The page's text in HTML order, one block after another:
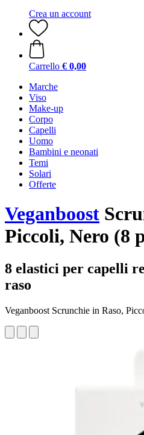
Crea un account
Carrello € 0,00
Marche
Viso
Make-up
Corpo
Capelli
Uomo
Bambini e neonati
Temi
Solari
Offerte
Veganboost
Piccoli, Nero (8
8 elastici per capelli
raso
Veganboost Scrunchie in Raso,